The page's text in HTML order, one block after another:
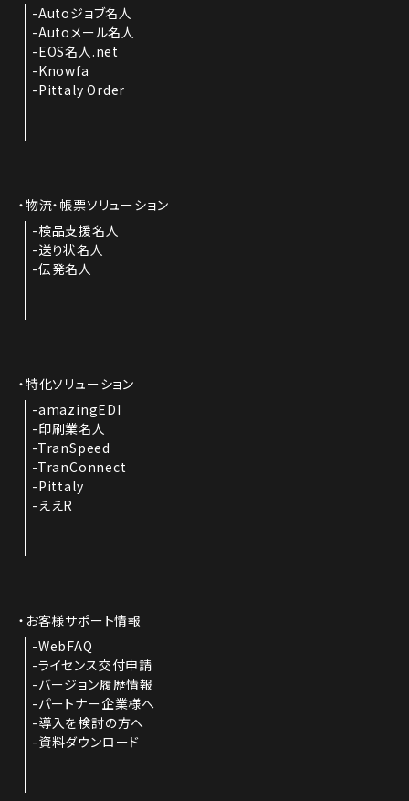
Autoジョブ名人
Autoメール名人
EOS名人.net
Knowfa
Pittaly Order
物流・帳票ソリューション
検品支援名人
送り状名人
伝発名人
特化ソリューション
amazingEDI
印刷業名人
TranSpeed
TranConnect
Pittaly
ええR
お客様サポート情報
WebFAQ
ライセンス交付申請
バージョン履歴情報
パートナー企業様へ
導入を検討の方へ
資料ダウンロード